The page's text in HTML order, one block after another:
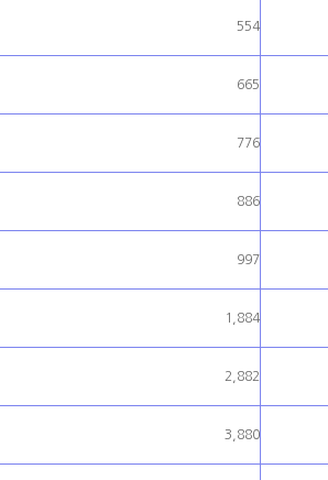
554
665
776
886
997
1,884
2,882
3,880